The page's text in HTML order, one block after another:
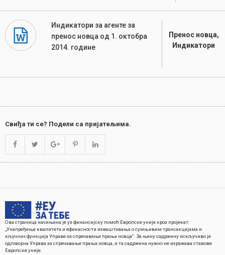
Индикатори за агенте за
пренос новца од 1. октобра
2014. године
Пренос новца,
Индикатори
Свиђа ти се? Подели са пријатељима.
Ова страница начињена је уз финансијску помоћ Европске уније кроз пројекат:
„Унапређење квалитета и ефикасности извештавања о сумњивим трансакцијама и
кључних функција Управе за спречавање прања новца“. За њену садржину искључиво је
одговорна Управа за спречавање прања новца, и та садржина нужно не изражава ставове
Европске уније.